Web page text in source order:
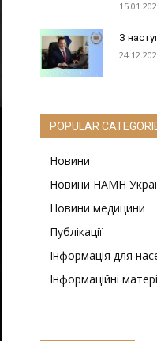
З
POPULAR
Новини
Новини НАМН
Новини медицини
Публікації
Інформація для
Інформаційні